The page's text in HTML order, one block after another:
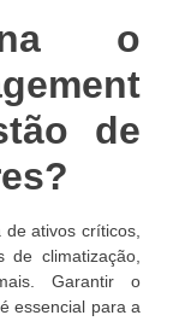
o
de
de ativos críticos,
de climatização,
Garantir o
essencial para a